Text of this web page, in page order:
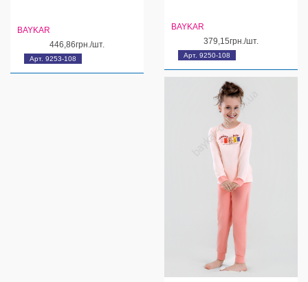
Арт. 9253-108
BAYKAR
446,86грн./шт.
Арт. 9250-108
BAYKAR
379,15грн./шт.